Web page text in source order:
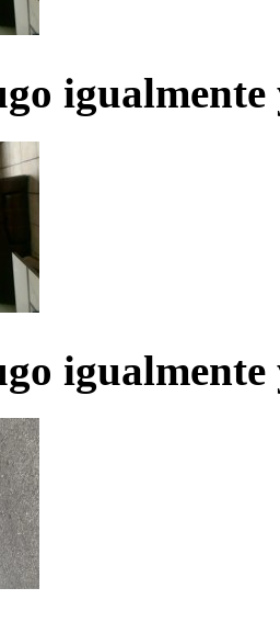
igualmente
igualmente